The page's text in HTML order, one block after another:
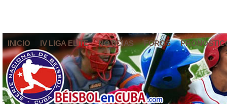
INICIO IV LIGA ELITE NOTICIAS FOROS